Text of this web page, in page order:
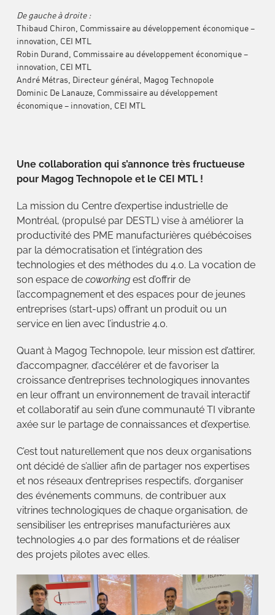
De gauche à droite :
Thibaud Chiron, Commissaire au développement économique –
innovation, CEI MTL
Robin Durand, Commissaire au développement économique –
innovation, CEI MTL
André Métras, Directeur général, Magog Technopole
Dominic De Lanauze, Commissaire au développement
économique – innovation, CEI MTL
Une collaboration qui s’annonce très fructueuse
pour Magog Technopole et le CEI MTL !
La mission du Centre d’expertise industrielle de
Montréal, (propulsé par DESTL) vise à améliorer la
productivité des PME manufacturières québécoises
par la démocratisation et l’intégration des
technologies et des méthodes du 4.0. La vocation de
son espace de coworkingest d’offrir de
l’accompagnement et des espaces pour de jeunes
entreprises (start-ups) offrant un produit ou un
service en lien avec l’industrie 4.0.
Quant à Magog Technopole, leur mission est d’attirer,
d’accompagner, d’accélérer et de favoriser la
croissance d’entreprises technologiques innovantes
en leur offrant un environnement de travail interactif
et collaboratif au sein d’une communauté TI vibrante
axée sur le partage de connaissances et d’expertise.
C’est tout naturellement que nos deux organisations
ont décidé de s’allier afin de partager nos expertises
et nos réseaux d’entreprises respectifs, d’organiser
des événements communs, de contribuer aux
vitrines technologiques de chaque organisation, de
sensibiliser les entreprises manufacturières aux
technologies 4.0 par des formations et de réaliser
des projets pilotes avec elles.